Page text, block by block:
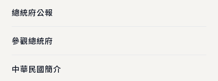
總統府公報
參觀總統府
中華民國簡介